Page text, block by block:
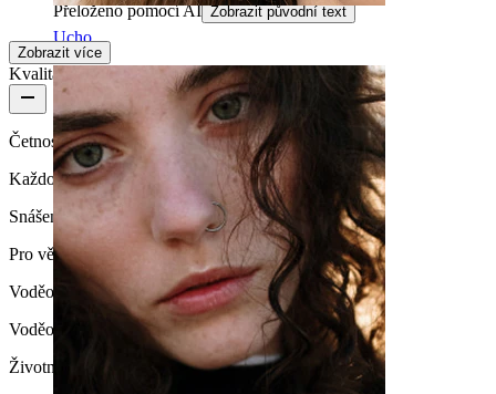
Ucho
Přeloženo pomocí AI Zobrazit původní text
Zobrazit více
Kvalita produktu
Četnost nošení
Každodenní nošení
Snášenlivost
Pro většinu typů pokožky
Voděodolnost
Voděodolný
Životnost